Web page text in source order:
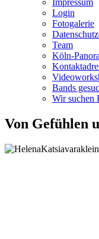
Impressum
Login
Fotogalerie
Team
Köln-
Bands
Wir suchen
Von Gefühlen